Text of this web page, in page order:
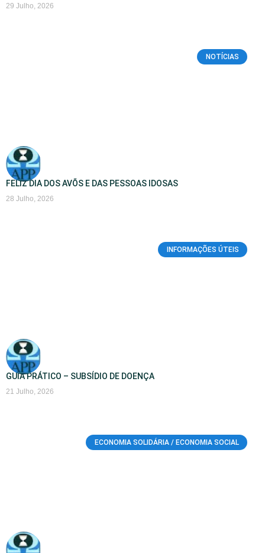
29 Julho, 2026
NOTÍCIAS
FELIZ DIA DOS AVÕS E DAS PESSOAS IDOSAS
28 Julho, 2026
INFORMAÇÕES ÚTEIS
GUIA PRÁTICO – SUBSÍDIO DE DOENÇA
21 Julho, 2026
ECONOMIA SOLIDÁRIA / ECONOMIA SOCIAL